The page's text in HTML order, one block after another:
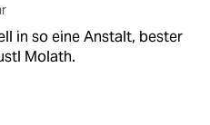
in so eine Anstalt, bester
Molath.